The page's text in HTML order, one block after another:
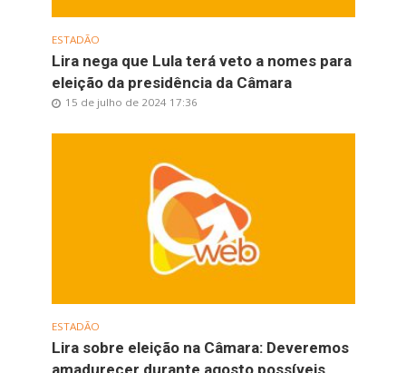
ESTADÃO
Lira nega que Lula terá veto a nomes para
eleição da presidência da Câmara
15 de julho de 2024 17:36
ESTADÃO
Lira sobre eleição na Câmara: Deveremos
amadurecer durante agosto possíveis